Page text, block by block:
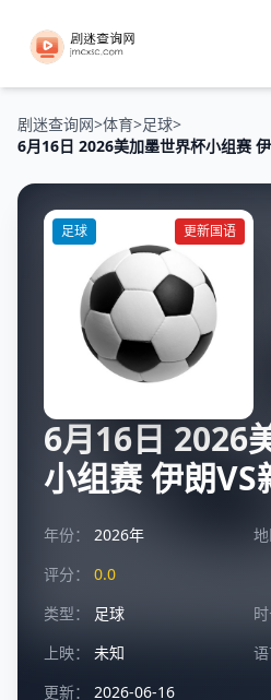
剧迷查询网>体育>足球>
6月16日 2026美加墨世界杯小组赛
足球 更新国语
6月16日 2026
小组赛 伊朗VS
年份： 2026年 地
评分：
0.0
类型：
足球 时
上映：
未知 语
更新：
2026-06-16